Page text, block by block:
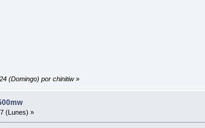
(Domingo) por chinitiw»
(Lunes) »